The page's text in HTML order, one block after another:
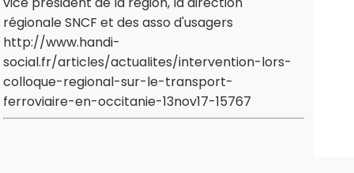
régionale SNCF et des asso d'usagers
http://www.handi-
social.fr/articles/actualites/intervention-lors-
colloque-regional-sur-le-transport-
ferroviaire-en-occitanie-13nov17-15767